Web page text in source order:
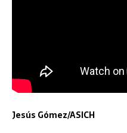
Jesús Gómez/ASICH